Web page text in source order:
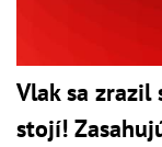
Vlak sa
stojí!